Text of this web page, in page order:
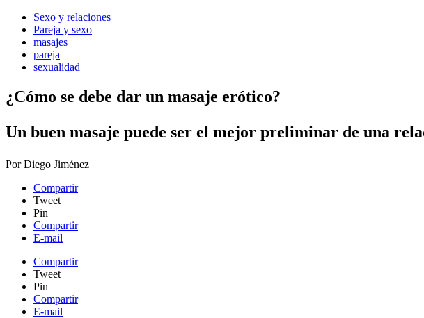
Sexo y relaciones
Pareja y sexo
masajes
pareja
sexualidad
¿Cómo se debe dar un masaje erótico?
​Un buen masaje puede ser el mejor preliminar de una
PorDiego Jiménez
Compartir
Tweet
Pin
Compartir
E-mail
Compartir
Tweet
Pin
Compartir
E-mail